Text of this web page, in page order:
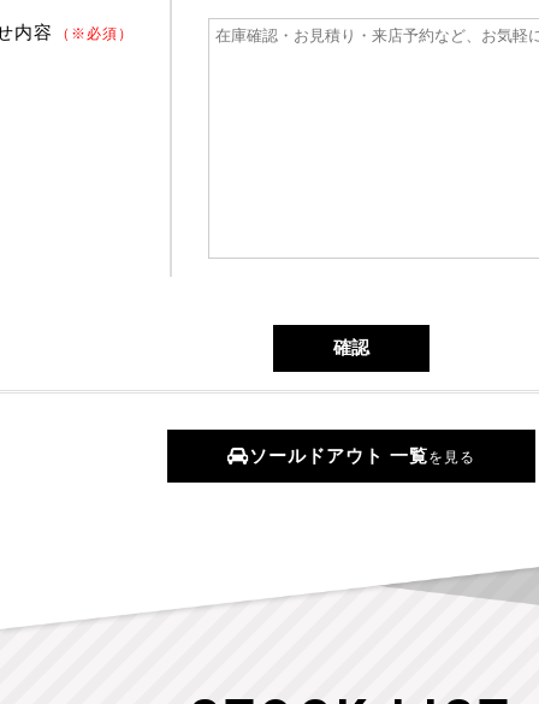
内容 （※必須）
ソールドアウト 一覧を見る